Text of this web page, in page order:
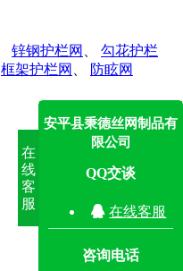
锌钢护栏网
勾花护栏
框架护栏网 防眩网
在
线
客
服
安平县秉德丝网制品有
限公司
QQ交谈
 在线客服
咨询电话